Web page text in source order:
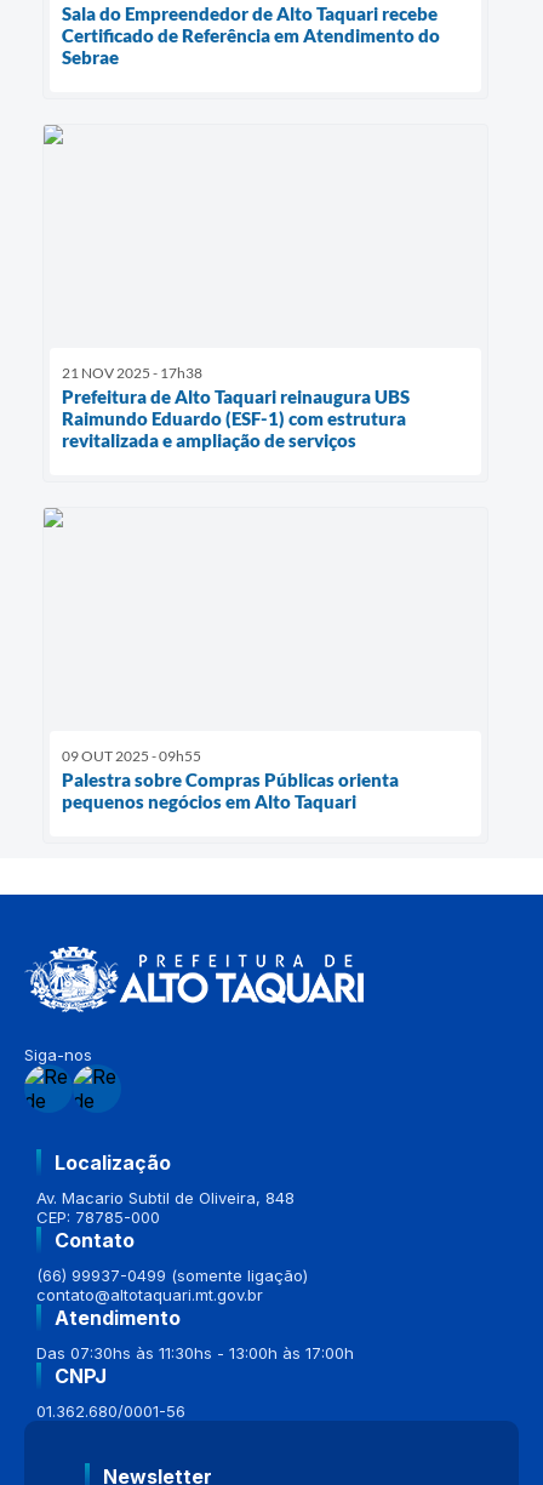
Sala do Empreendedor de Alto Taquari recebe
Certificado de Referência em Atendimento do
Sebrae
21 NOV 2025 - 17h38
Prefeitura de Alto Taquari reinaugura UBS
Raimundo Eduardo (ESF-1) com estrutura
revitalizada e ampliação de serviços
09 OUT 2025 - 09h55
Palestra sobre Compras Públicas orienta
pequenos negócios em Alto Taquari
Siga-nos
Localização
Av. Macario Subtil de Oliveira, 848
CEP: 78785-000
Contato
(66) 99937-0499 (somente ligação)
contato@altotaquari.mt.gov.br
Atendimento
Das 07:30hs às 11:30hs - 13:00h às 17:00h
CNPJ
01.362.680/0001-56
Newsletter